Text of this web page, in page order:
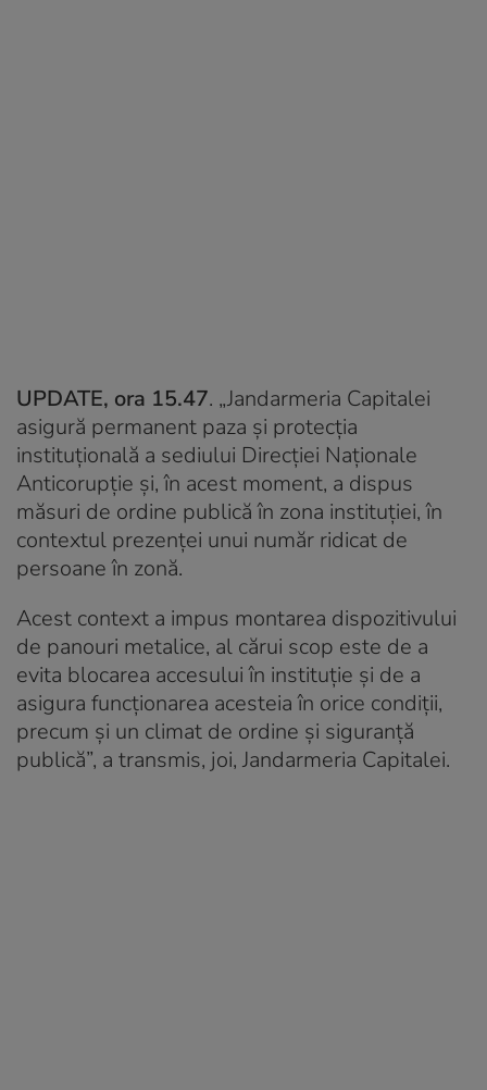
UPDATE, ora 15.47. „Jandarmeria Capitalei
asigură permanent paza şi protecţia
instituţională a sediului Direcţiei Naţionale
Anticorupţie şi, în acest moment, a dispus
măsuri de ordine publică în zona instituţiei, în
contextul prezenţei unui număr ridicat de
persoane în zonă.
Acest context a impus montarea dispozitivului
de panouri metalice, al cărui scop este de a
evita blocarea accesului în instituţie şi de a
asigura funcţionarea acesteia în orice condiţii,
precum şi un climat de ordine şi siguranţă
publică”, a transmis, joi, Jandarmeria Capitalei.